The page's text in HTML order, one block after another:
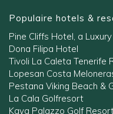
Populaire hotels &
Pine Cliffs Hotel, a
Dona Filipa Hotel
Tivoli La Caleta Tenerife
Lopesan Costa
Pestana Viking Beach &
La Cala Golfresort
Kaya Palazzo Golf